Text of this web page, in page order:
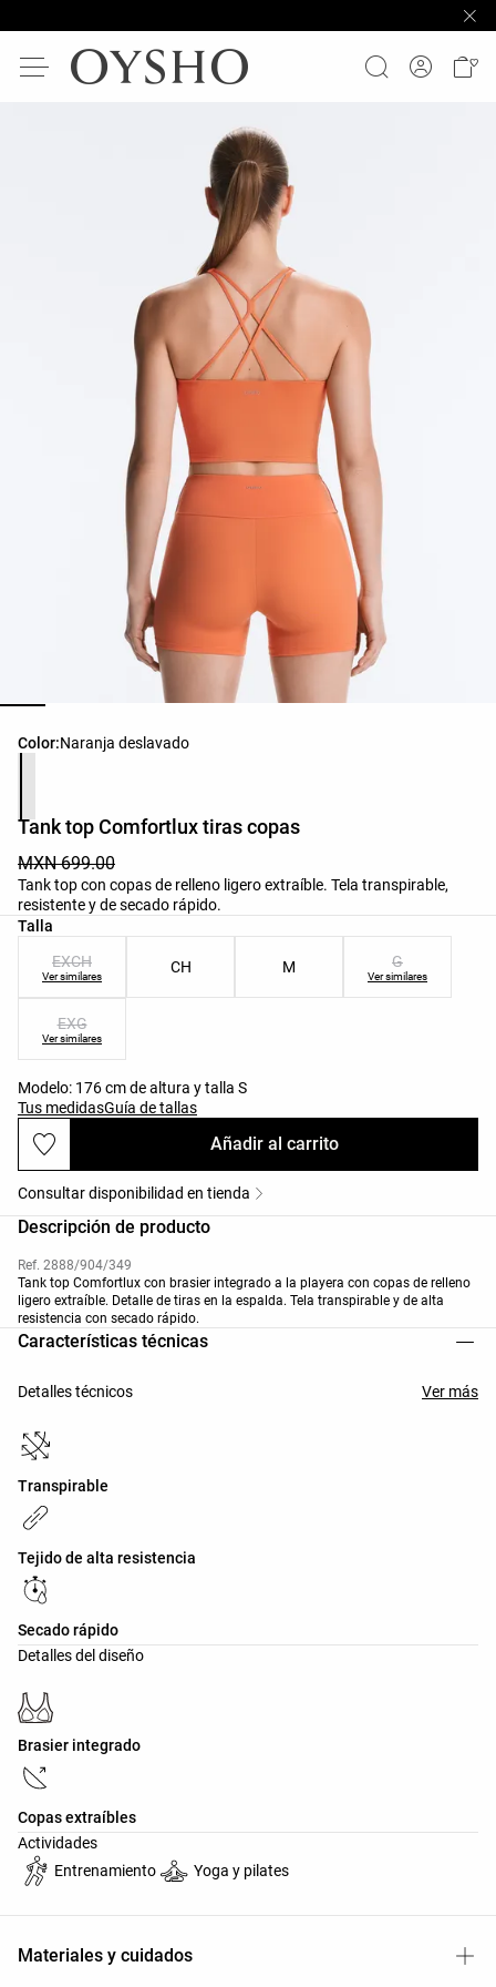
Color:Naranja deslavado
Lista de colores del producto
Tank top Comfortlux tiras copas
MXN 699.00
Tank top con copas de relleno ligero extraíble. Tela transpirable,
resistente y de secado rápido.
Talla
Lista de tallas del producto
EXCH
Ver similares
CH M G
Ver similares
EXG
Ver similares
Modelo: 176 cm de altura y talla S
Tus medidasGuía de tallas
Añadir al carrito
Consultar disponibilidad en tienda
Descripción de producto
Ref. 2888/904/349
Tank top Comfortlux con brasier integrado a la playera con copas de relleno
ligero extraíble. Detalle de tiras en la espalda. Tela transpirable y de alta
resistencia con secado rápido.
Características técnicas
Detalles técnicos Ver más
Transpirable
Tejido de alta resistencia
Secado rápido
Detalles del diseño
Brasier integrado
Copas extraíbles
Actividades
Entrenamiento
Yoga y pilates
Materiales y cuidados